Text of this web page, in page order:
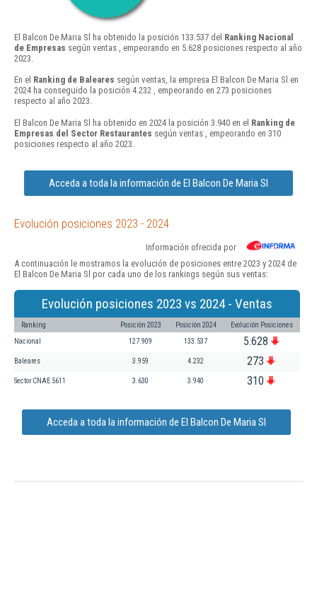
El Balcon De Maria Sl ha obtenido la posición 133.537 del Ranking Nacional
de Empresas según ventas , empeorando en 5.628 posiciones respecto al año
2023.
En el Ranking de Baleares según ventas, la empresa El Balcon De Maria Sl en
2024 ha conseguido la posición 4.232 , empeorando en 273 posiciones
respecto al año 2023.
El Balcon De Maria Sl ha obtenido en 2024 la posición 3.940 en el Ranking de
Empresas del Sector Restaurantes según ventas , empeorando en 310
posiciones respecto al año 2023.
Acceda a toda la información de El Balcon De Maria Sl
Evolución posiciones 2023 - 2024
Información ofrecida por
A continuación le mostramos la evolución de posiciones entre 2023 y 2024 de
El Balcon De Maria Sl por cada uno de los rankings según sus ventas:
Evolución posiciones 2023 vs 2024 - Ventas
Ranking Posición 2023 Posición 2024 Evolución Posiciones
Nacional 127.909 133.537 5.628
Baleares 3.959 4.232 273
Sector CNAE 5611 3.630 3.940 310
Acceda a toda la información de El Balcon De Maria Sl